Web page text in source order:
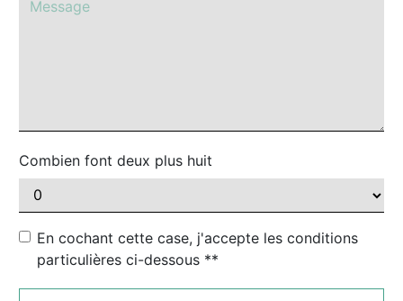
Combien font deux plus huit
En cochant cette case, j'accepte les conditions
particulières ci-dessous **